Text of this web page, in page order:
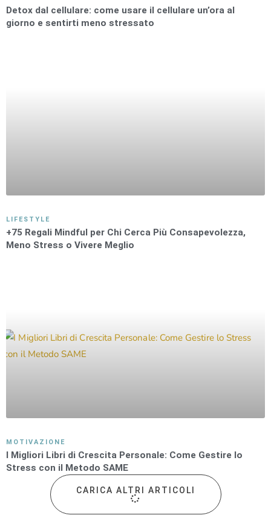
Detox dal cellulare: come usare il cellulare un’ora al
giorno e sentirti meno stressato
LIFESTYLE
+75 Regali Mindful per Chi Cerca Più Consapevolezza,
Meno Stress o Vivere Meglio
MOTIVAZIONE
I Migliori Libri di Crescita Personale: Come Gestire lo
Stress con il Metodo SAME
CARICA ALTRI ARTICOLI